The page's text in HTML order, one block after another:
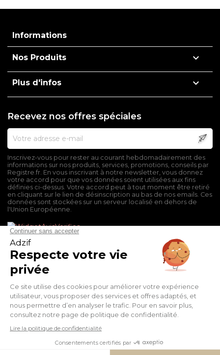
Informations
Nos Produits 
Plus d'infos 
Recevez nos offres spéciales
Inscrivez-vous pour rester au courant hebdomadairement des
informations sur nos produits, services, promotions, conseils par
Registre.fr. En vous inscrivant à notre newsletter, vous donnez
votre accord pour que vos données soient utilisées aux fins
définies ci-dessus. Votre accord peut à tout moment être retiré
en cliquant sur le lien de désinscription au bas de nos emails. Ces
données sont stockées sur un serveur localisé en dehors de
l'Union Européenne.
Conditions générales de vente
Politique de confidentialité
FacebookTwitter